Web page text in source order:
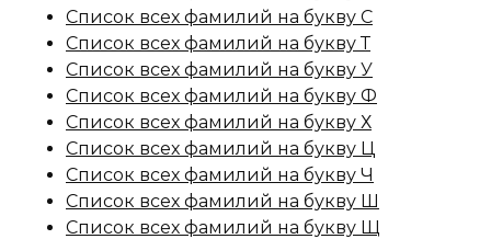
Список всех фамилий на букву С
Список всех фамилий на букву Т
Список всех фамилий на букву У
Список всех фамилий на букву Ф
Список всех фамилий на букву Х
Список всех фамилий на букву Ц
Список всех фамилий на букву Ч
Список всех фамилий на букву Ш
Список всех фамилий на букву Щ